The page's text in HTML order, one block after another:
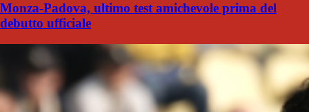
Monza-Padova, ultimo test amichevole prima del
debutto ufficiale